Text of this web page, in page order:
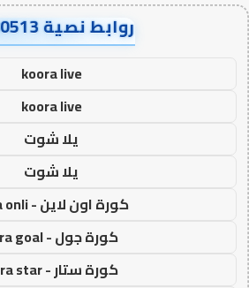
روابط نصية AA80513
koora live
koora live
يلا شوت
يلا شوت
كورة اون لاين - kora onli
كورة جول - kora goal
كورة ستار - kora star